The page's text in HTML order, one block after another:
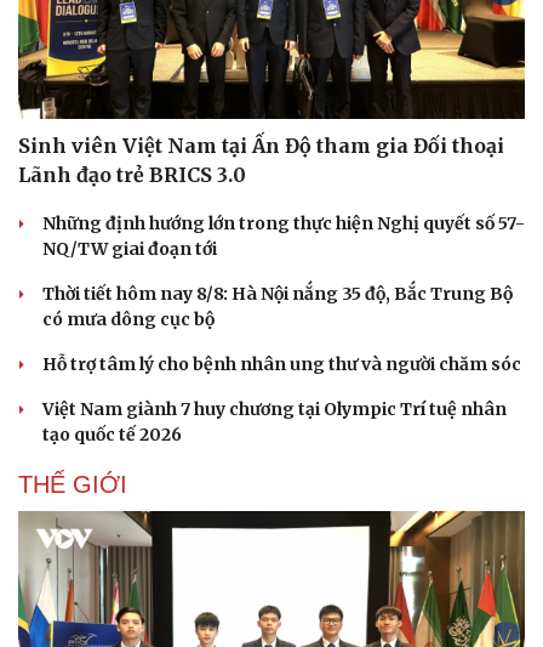
Sinh viên Việt Nam tại Ấn Độ tham gia Đối thoại
Lãnh đạo trẻ BRICS 3.0
Những định hướng lớn trong thực hiện Nghị quyết số 57-
NQ/TW giai đoạn tới
Thời tiết hôm nay 8/8: Hà Nội nắng 35 độ, Bắc Trung Bộ
có mưa dông cục bộ
Hỗ trợ tâm lý cho bệnh nhân ung thư và người chăm sóc
Việt Nam giành 7 huy chương tại Olympic Trí tuệ nhân
tạo quốc tế 2026
THẾ GIỚI